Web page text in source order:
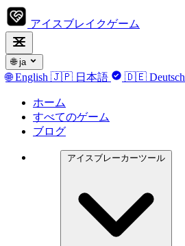
アイスブレイクゲーム
🌐 ja
🌐 English 🇯🇵 日本語 🇩🇪 Deutsch
ホーム
すべてのゲーム
ブログ
アイスブレーカーツール